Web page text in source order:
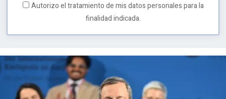
Autorizo el tratamiento de mis datos personales para la
finalidad indicada.